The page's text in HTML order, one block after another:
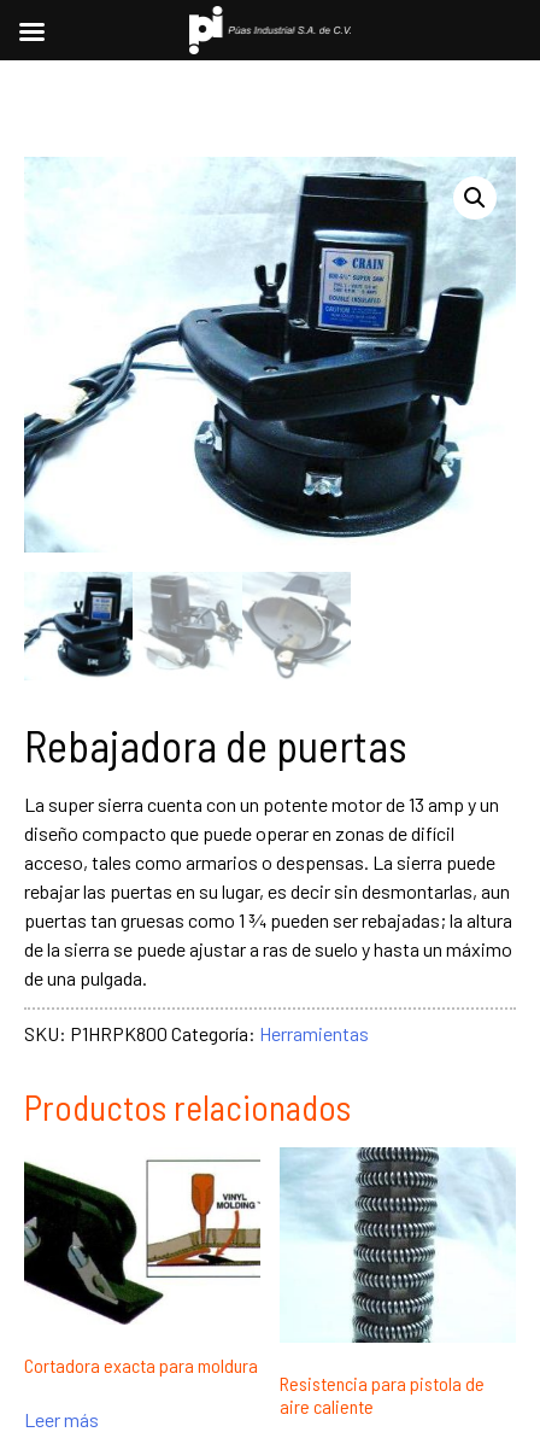
Rebajadora de puertas
La super sierra cuenta con un potente motor de 13 amp y un
diseño compacto que puede operar en zonas de difícil
acceso, tales como armarios o despensas. La sierra puede
rebajar las puertas en su lugar, es decir sin desmontarlas, aun
puertas tan gruesas como 1 ¾ pueden ser rebajadas; la altura
de la sierra se puede ajustar a ras de suelo y hasta un máximo
de una pulgada.
SKU: P1HRPK800 Categoría: Herramientas
Productos relacionados
Cortadora exacta para moldura
Leer más
Resistencia para pistola de
aire caliente